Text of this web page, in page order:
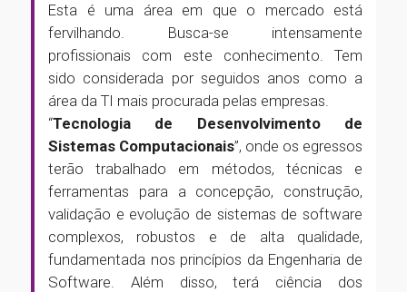
Esta é uma área em que o mercado está
fervilhando. Busca-se intensamente
profissionais com este conhecimento. Tem
sido considerada por seguidos anos como a
área da TI mais procurada pelas empresas.
“Tecnologia de Desenvolvimento de
Sistemas Computacionais”, onde os egressos
terão trabalhado em métodos, técnicas e
ferramentas para a concepção, construção,
validação e evolução de sistemas de software
complexos, robustos e de alta qualidade,
fundamentada nos princípios da Engenharia de
Software. Além disso, terá ciência dos